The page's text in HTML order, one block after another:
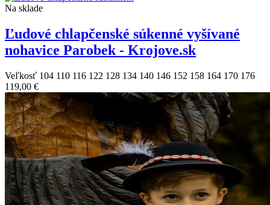
Na sklade
Ľudové chlapčenské súkenné vyšívané
nohavice Parobek - Krojove.sk
Veľkosť 104 110 116 122 128 134 140 146 152 158 164 170 176
119,00 €